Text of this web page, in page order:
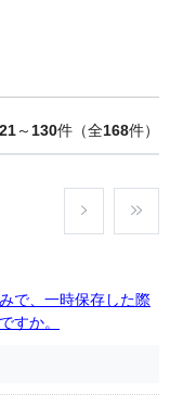
～ 130件（全168件）
で、一時保存した際
すか。